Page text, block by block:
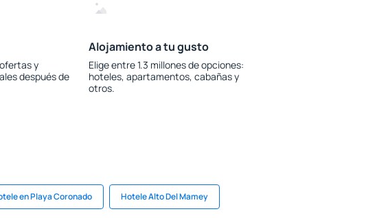
y
después de
Alojamiento a tu gusto
Elige entre 1.3 millones de opciones:
hoteles, apartamentos, cabañas y
otros.
en Playa Coronado Hotele Alto Del Mamey